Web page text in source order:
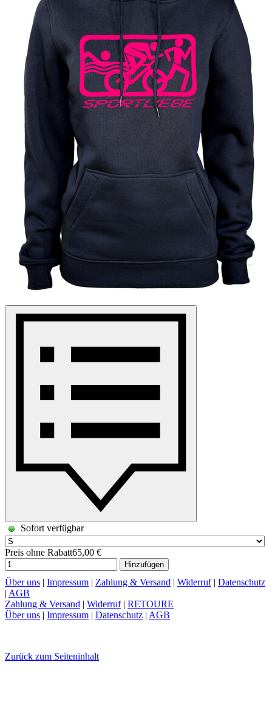
Sofort verfügbar
Preis ohne Rabatt65,00 €
Hinzufügen
Über uns | Impressum | Zahlung & Versand | Widerruf| Datenschutz
| AGB
Zahlung & Versand | Widerruf | RETOURE
Über uns | Impressum | Datenschutz | AGB
Zurück zum Seiteninhalt